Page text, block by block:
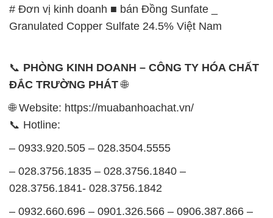
Thời gian làm việc tại Hóa Chất Đắc Trường Phát
được tổ chức như sau:
chiều: từ 12h30 đến 17h
12h30 đến 16h
thủ giờ làm việc để đảm bảo sự hỗ trợ tốt nhất cho
khách hàng và đảm bảo hiệu suất công việc cao
nhất của nhân viên.